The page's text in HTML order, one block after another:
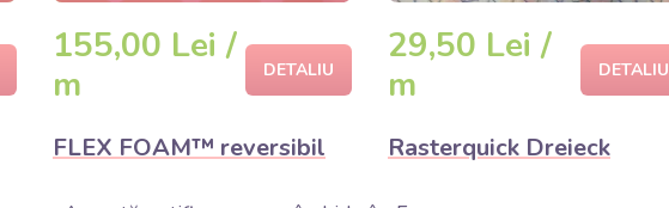
155,00 Lei /
m
DETALIU
FLEX FOAM™ reversibil
29,50 Lei /
m
DETALIU
Rasterquick Dreieck